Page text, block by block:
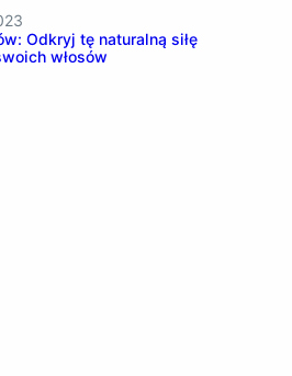
Odkryj tę naturalną siłę
włosów